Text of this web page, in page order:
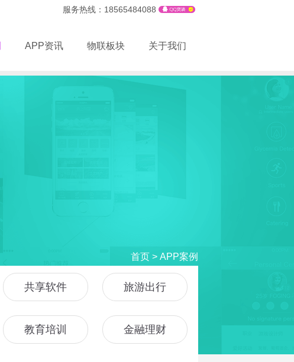
服务热线：18565484088
APP资讯 物联板块 关于我们
首页 > APP案例
共享软件 旅游出行
教育培训 金融理财